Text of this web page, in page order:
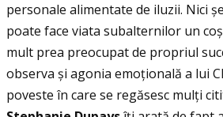
personale alimentate de iluzii. Nici
poate face viata subalternilor un
mult prea preocupat de propriul
observa și agonia emoţională a lui
poveste în care se regăsesc mulţi